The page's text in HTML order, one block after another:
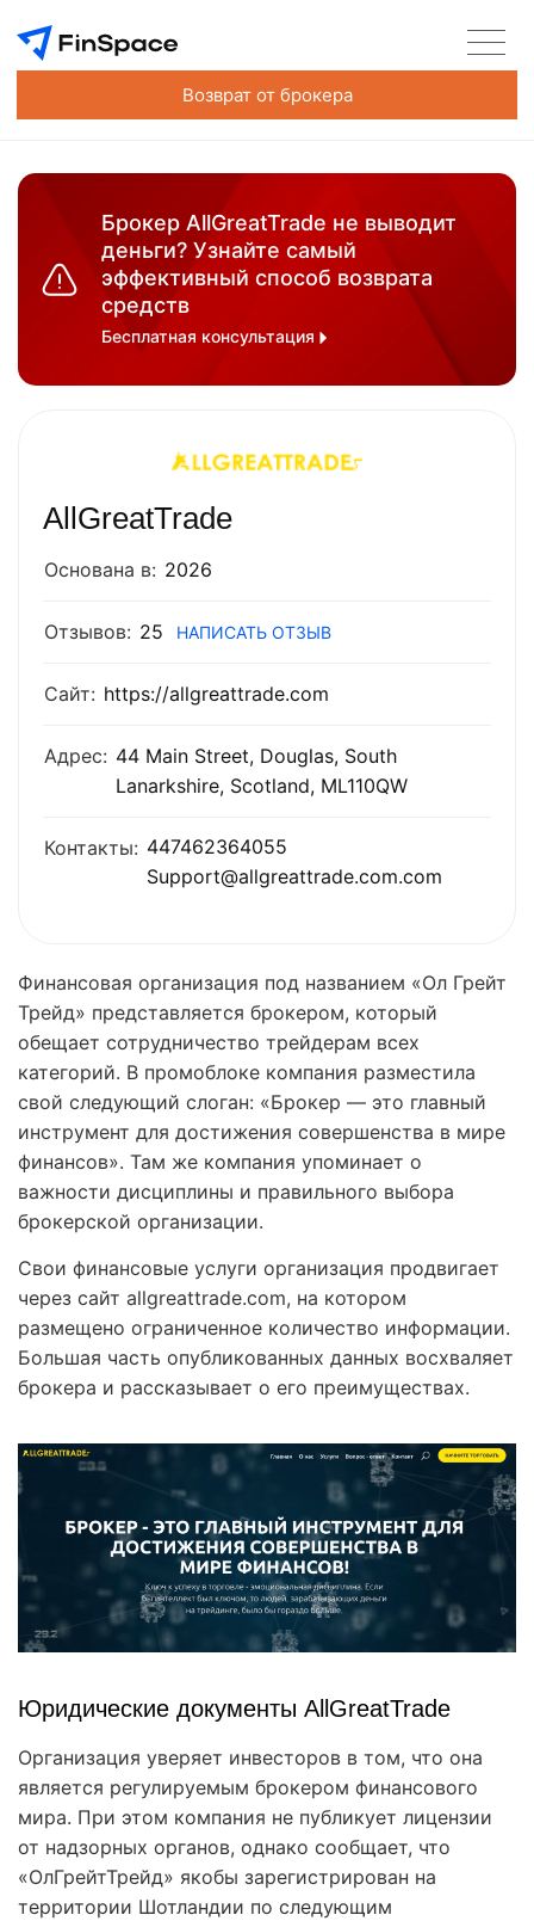
Возврат от брокера
Брокер AllGreatTrade не выводит
деньги? Узнайте самый
эффективный способ возврата
средств
Бесплатная консультация
AllGreatTrade
Основана в: 2026
Отзывов: 25 НАПИСАТЬ ОТЗЫВ
Сайт: https://allgreattrade.com
Адрес: 44 Main Street, Douglas, South
Lanarkshire, Scotland, ML110QW
Контакты: 447462364055
Support@allgreattrade.com.com
Финансовая организация под названием «Ол Грейт
Трейд» представляется брокером, который
обещает сотрудничество трейдерам всех
категорий. В промоблоке компания разместила
свой следующий слоган: «Брокер — это главный
инструмент для достижения совершенства в мире
финансов». Там же компания упоминает о
важности дисциплины и правильного выбора
брокерской организации.
Свои финансовые услуги организация продвигает
через сайт allgreattrade.com, на котором
размещено ограниченное количество информации.
Большая часть опубликованных данных восхваляет
брокера и рассказывает о его преимуществах.
Юридические документы AllGreatTrade
Организация уверяет инвесторов в том, что она
является регулируемым брокером финансового
мира. При этом компания не публикует лицензии
от надзорных органов, однако сообщает, что
«ОлГрейтТрейд» якобы зарегистрирован на
территории Шотландии по следующим